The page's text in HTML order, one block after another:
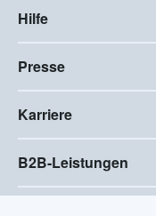
Hilfe
Presse
Karriere
B2B-Leistungen